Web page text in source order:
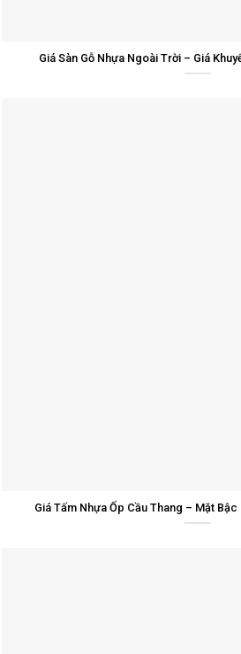
Giá Sàn Gỗ Nhựa Ngoài Trời – Giá
Giá Tấm Nhựa Ốp Cầu Thang – Mặt Bậc